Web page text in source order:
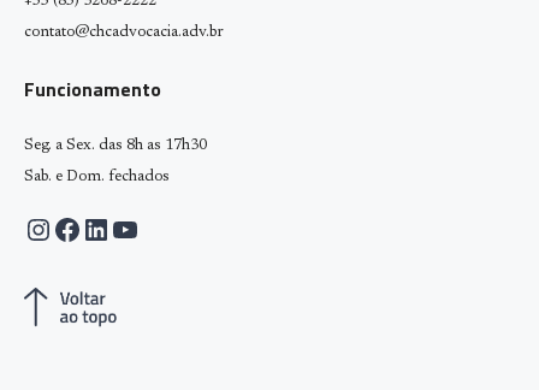
contato@chcadvocacia.adv.br
Funcionamento
Seg. a Sex. das 8h as 17h30
Sab. e Dom. fechados
Instagram
Facebook
LinkedIn
Youtube